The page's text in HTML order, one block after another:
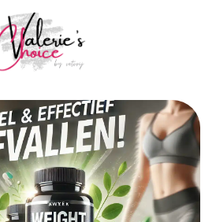
& Culture
Food & Drinks
& Opmerkelijk
Sport & Duurzaamheid
& Tech